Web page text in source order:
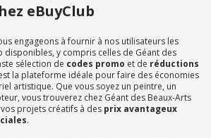
eBuyClub
engageons à fournir à nos utilisateurs les
disponibles, y compris celles de Géant des
sélection de codes promo et de réductions
la plateforme idéale pour faire des économies
artistique. Que vous soyez un peintre, un
vous trouverez chez Géant des Beaux-Arts
projets créatifs à des prix avantageux
.